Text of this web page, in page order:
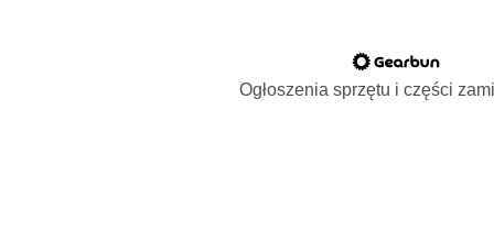
Ogłoszenia sprzętu i części